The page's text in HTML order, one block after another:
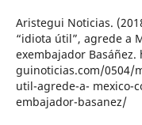
Aristegui Noticias.
“idiota útil”, agrede a
exembajador
guinoticias.com/0504/
util-agrede-a- mexico-
embajador-basanez/